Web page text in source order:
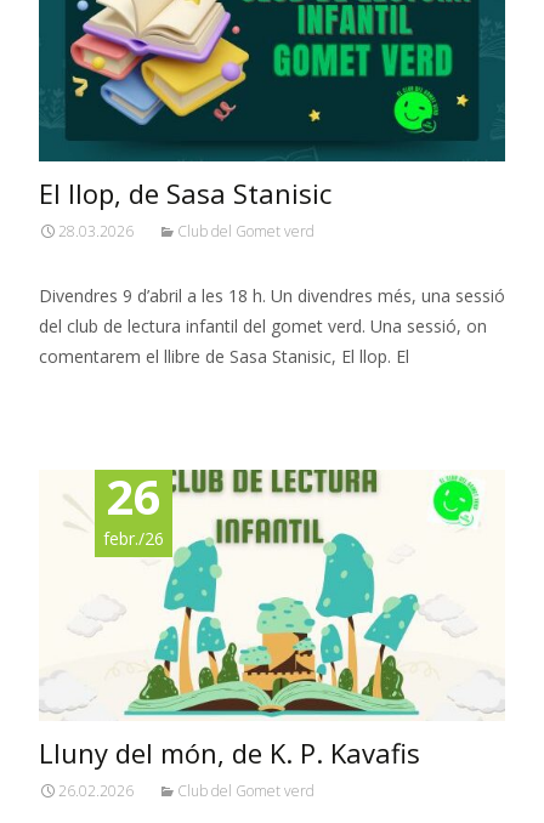
El llop, de Sasa Stanisic
28.03.2026 Club del Gomet verd
Divendres 9 d’abril a les 18 h. Un divendres més, una sessió
del club de lectura infantil del gomet verd. Una sessió, on
comentarem el llibre de Sasa Stanisic, El llop. El
26
febr./26
Lluny del món, de K. P. Kavafis
26.02.2026 Club del Gomet verd